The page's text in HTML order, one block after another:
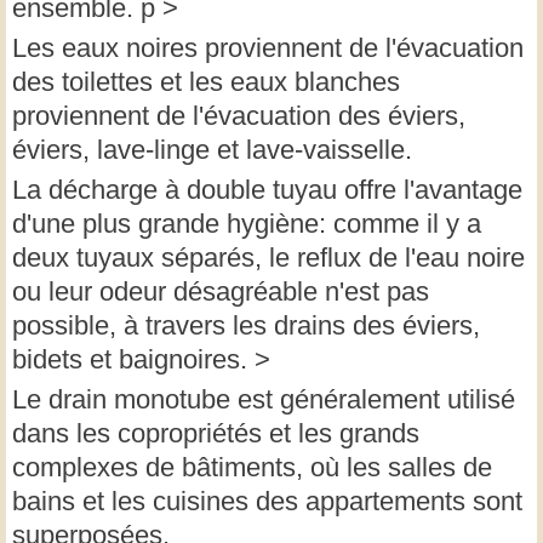
ensemble. p >
Les eaux noires proviennent de l'évacuation
des toilettes et les eaux blanches
proviennent de l'évacuation des éviers,
éviers, lave-linge et lave-vaisselle.
La décharge à double tuyau offre l'avantage
d'une plus grande hygiène: comme il y a
deux tuyaux séparés, le reflux de l'eau noire
ou leur odeur désagréable n'est pas
possible, à travers les drains des éviers,
bidets et baignoires. >
Le drain monotube est généralement utilisé
dans les copropriétés et les grands
complexes de bâtiments, où les salles de
bains et les cuisines des appartements sont
superposées.